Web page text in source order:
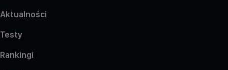
Aktualności
Testy
Rankingi